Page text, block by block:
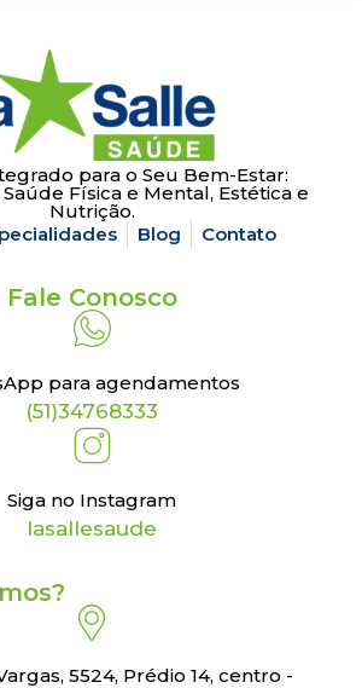
para o Seu Bem-Estar:
Física e Mental, Estética e
Nutrição.
Blog Contato
Fale Conosco
para agendamentos
(51)34768333
Siga no Instagram
lasallesaude
5524, Prédio 14, centro -